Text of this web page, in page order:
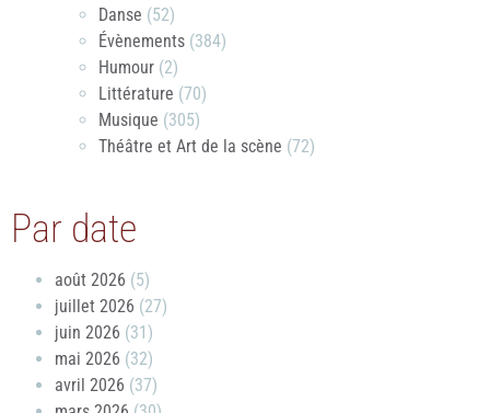
Danse (52)
Évènements (384)
Humour (2)
Littérature (70)
Musique (305)
Théâtre et Art de la scène (72)
Par date
août 2026 (5)
juillet 2026 (27)
juin 2026 (31)
mai 2026 (32)
avril 2026 (37)